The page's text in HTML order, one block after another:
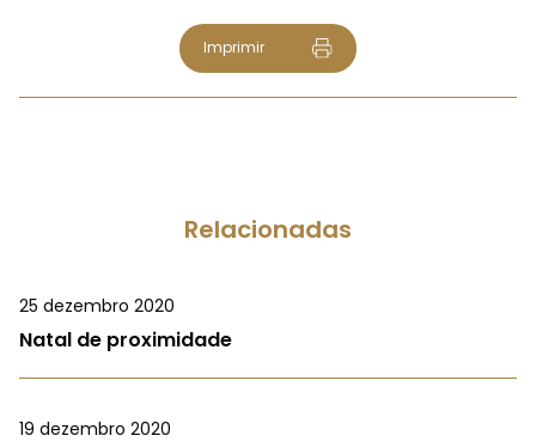
Imprimir
Relacionadas
25 dezembro 2020
Natal de proximidade
19 dezembro 2020